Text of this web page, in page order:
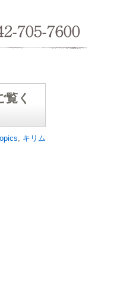
覧く
, キリム